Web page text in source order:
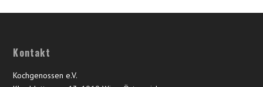
Kontakt
Kochgenossen e.V.